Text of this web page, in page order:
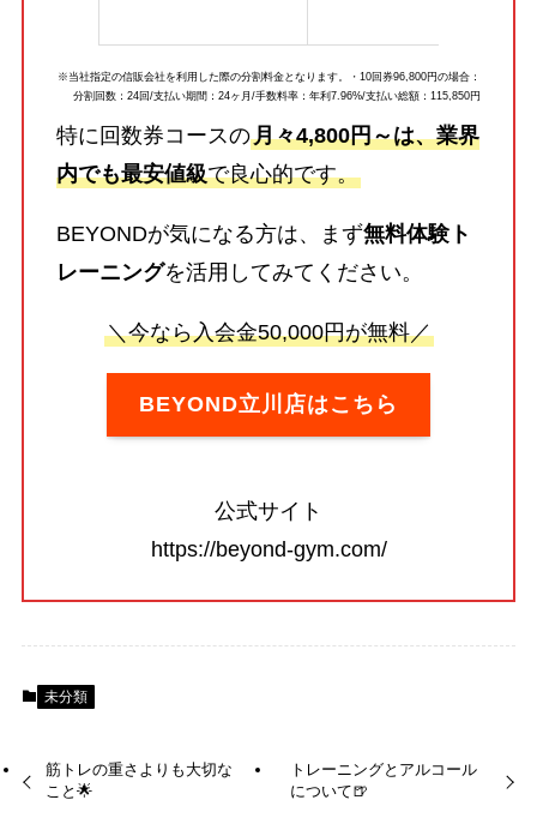
※当社指定の信販会社を利用した際の分割料金となります。・10回券96,800円の場合：
分割回数：24回/支払い期間：24ヶ月/手数料率：年利7.96%/支払い総額：115,850円
特に回数券コースの月々4,800円～は、業界
内でも最安値級で良心的です。
BEYONDが気になる方は、まず無料体験ト
レーニングを活用してみてください。
＼今なら入会金50,000円が無料／
BEYOND立川店はこちら
公式サイト
https://beyond-gym.com/
未分類
筋トレの重さよりも大切な
こと🌟
トレーニングとアルコール
について🍺